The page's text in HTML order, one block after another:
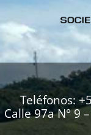
Teléfonos:
Calle 97a N° 9